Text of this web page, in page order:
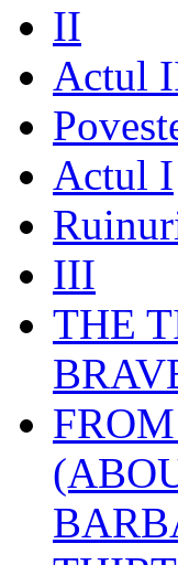
II
Actul
Actul I
III
THE